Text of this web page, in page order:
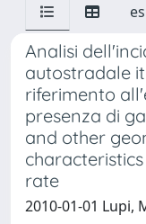
Analisi
autostradale
riferimento
presenza di
and other
rate
2010-01-01 Lupi,